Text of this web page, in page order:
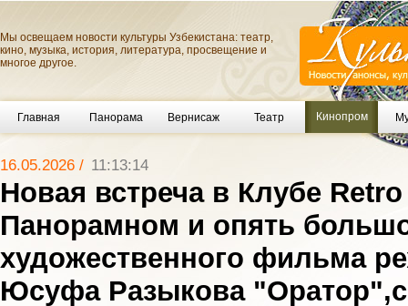
Мы освещаем новости культуры Узбекистана: театр,
кино, музыка, история, литература, просвещение и
многое другое.
Главная Панорама Вернисаж Театр Кинопром
16.05.2026 / 11:13:14
Новая встреча в Клубе
Панорамном и опять
художественного фильма
Юсуфа Разыкова